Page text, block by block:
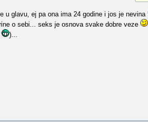
u glavu, ej pa ona ima 24 godine i jos je nevina
o sebi... seks je osnova svake dobre veze
)...